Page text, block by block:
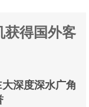
获得国外客
大深度深水广角